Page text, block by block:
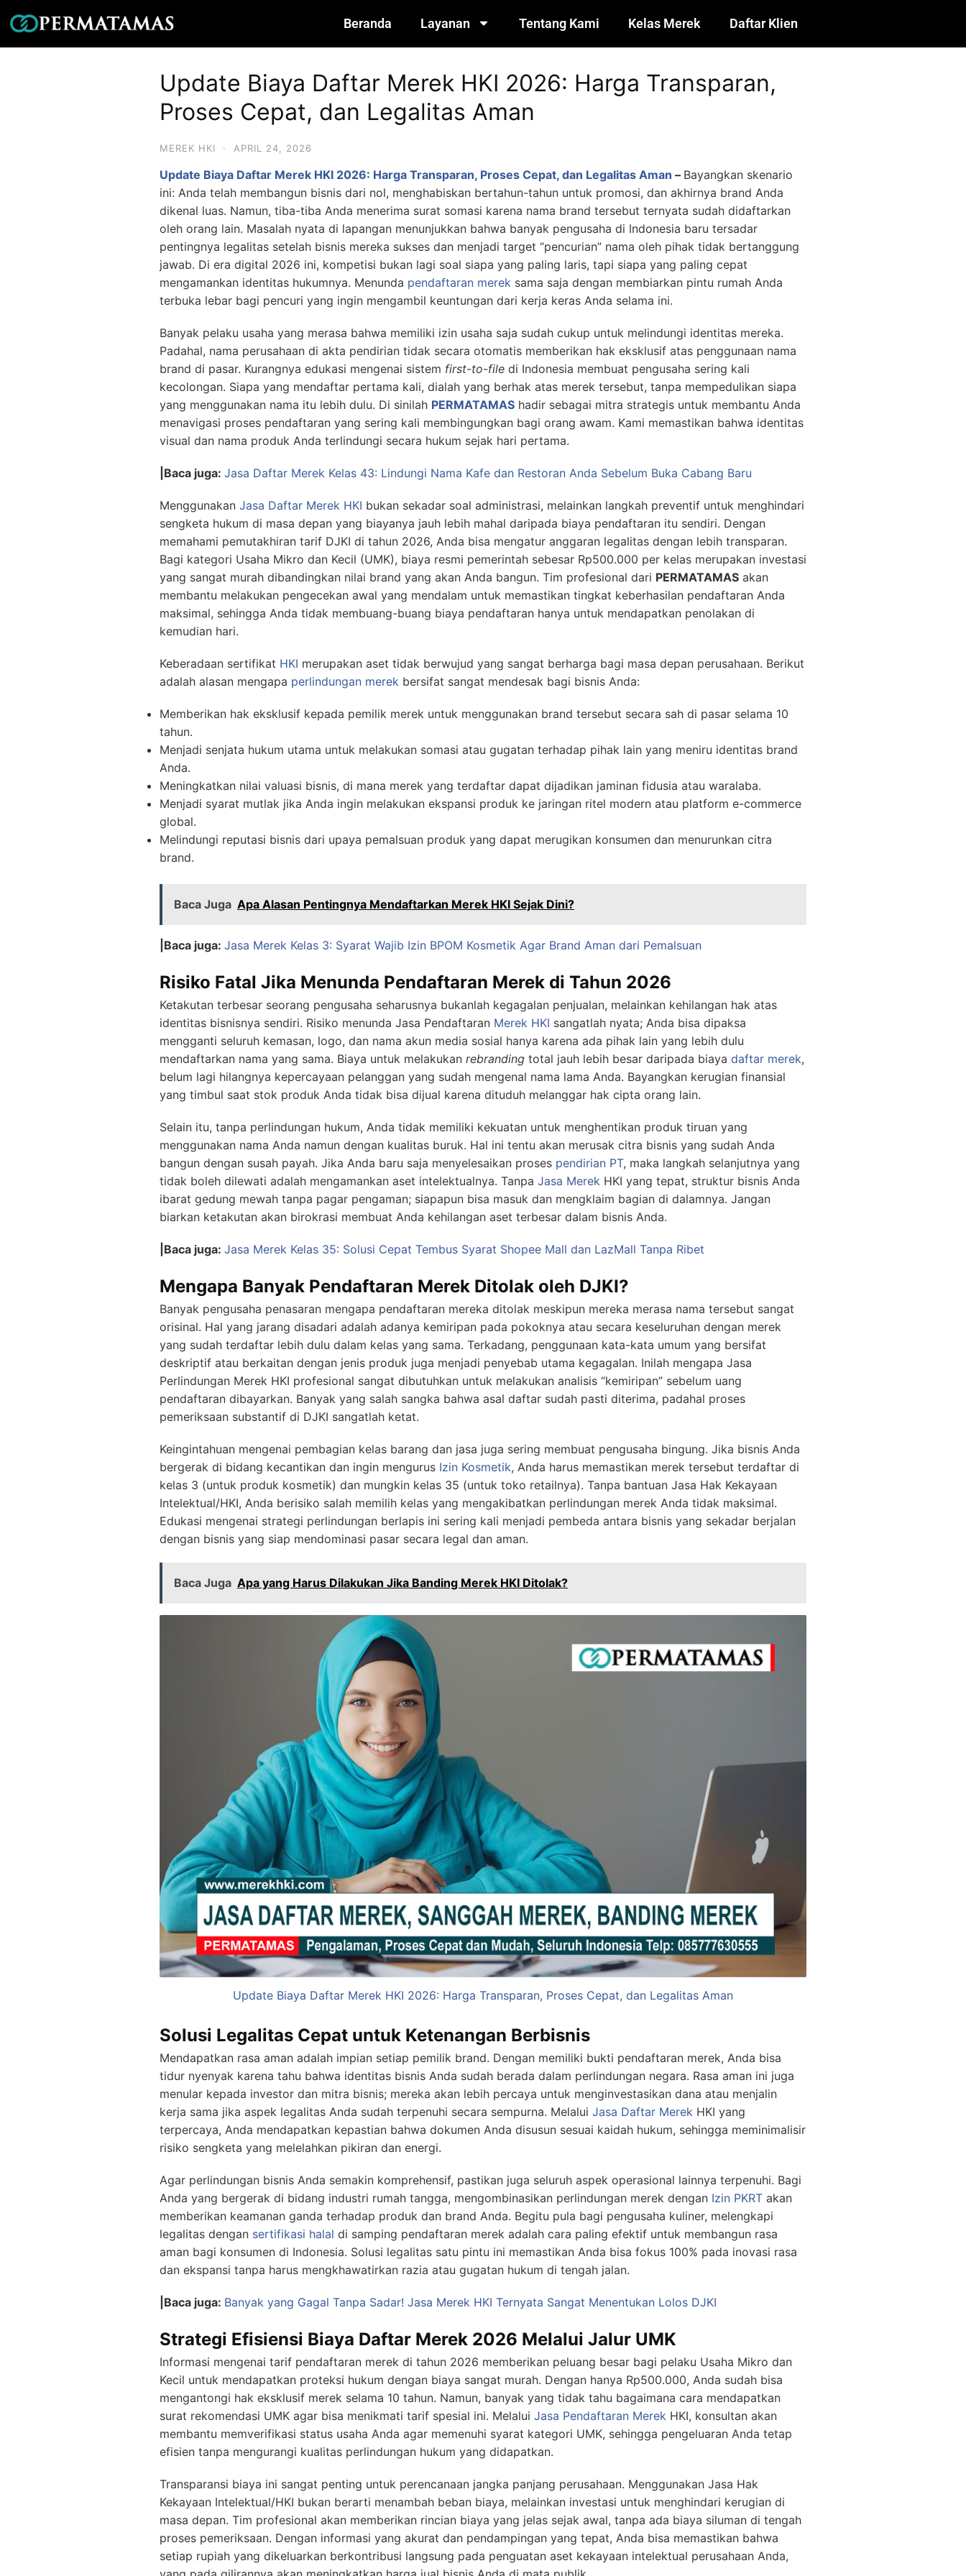
Beranda Layanan Tentang Kami Kelas Merek Daftar Klien
Update Biaya Daftar Merek HKI 2026: Harga Transparan,
Proses Cepat, dan Legalitas Aman
MEREK HKI · APRIL 24, 2026
Update Biaya Daftar Merek HKI 2026: Harga Transparan, Proses Cepat, dan Legalitas Aman – Bayangkan skenario
ini: Anda telah membangun bisnis dari nol, menghabiskan bertahun-tahun untuk promosi, dan akhirnya brand Anda
dikenal luas. Namun, tiba-tiba Anda menerima surat somasi karena nama brand tersebut ternyata sudah didaftarkan
oleh orang lain. Masalah nyata di lapangan menunjukkan bahwa banyak pengusaha di Indonesia baru tersadar
pentingnya legalitas setelah bisnis mereka sukses dan menjadi target “pencurian” nama oleh pihak tidak bertanggung
jawab. Di era digital 2026 ini, kompetisi bukan lagi soal siapa yang paling laris, tapi siapa yang paling cepat
mengamankan identitas hukumnya. Menunda pendaftaran merek sama saja dengan membiarkan pintu rumah Anda
terbuka lebar bagi pencuri yang ingin mengambil keuntungan dari kerja keras Anda selama ini.
Banyak pelaku usaha yang merasa bahwa memiliki izin usaha saja sudah cukup untuk melindungi identitas mereka.
Padahal, nama perusahaan di akta pendirian tidak secara otomatis memberikan hak eksklusif atas penggunaan nama
brand di pasar. Kurangnya edukasi mengenai sistem first-to-file di Indonesia membuat pengusaha sering kali
kecolongan. Siapa yang mendaftar pertama kali, dialah yang berhak atas merek tersebut, tanpa mempedulikan siapa
yang menggunakan nama itu lebih dulu. Di sinilah PERMATAMAS hadir sebagai mitra strategis untuk membantu Anda
menavigasi proses pendaftaran yang sering kali membingungkan bagi orang awam. Kami memastikan bahwa identitas
visual dan nama produk Anda terlindungi secara hukum sejak hari pertama.
|Baca juga: Jasa Daftar Merek Kelas 43: Lindungi Nama Kafe dan Restoran Anda Sebelum Buka Cabang Baru
Menggunakan Jasa Daftar Merek HKI bukan sekadar soal administrasi, melainkan langkah preventif untuk menghindari
sengketa hukum di masa depan yang biayanya jauh lebih mahal daripada biaya pendaftaran itu sendiri. Dengan
memahami pemutakhiran tarif DJKI di tahun 2026, Anda bisa mengatur anggaran legalitas dengan lebih transparan.
Bagi kategori Usaha Mikro dan Kecil (UMK), biaya resmi pemerintah sebesar Rp500.000 per kelas merupakan investasi
yang sangat murah dibandingkan nilai brand yang akan Anda bangun. Tim profesional dari PERMATAMAS akan
membantu melakukan pengecekan awal yang mendalam untuk memastikan tingkat keberhasilan pendaftaran Anda
maksimal, sehingga Anda tidak membuang-buang biaya pendaftaran hanya untuk mendapatkan penolakan di
kemudian hari.
Keberadaan sertifikat HKI merupakan aset tidak berwujud yang sangat berharga bagi masa depan perusahaan. Berikut
adalah alasan mengapa perlindungan merek bersifat sangat mendesak bagi bisnis Anda:
Memberikan hak eksklusif kepada pemilik merek untuk menggunakan brand tersebut secara sah di pasar selama 10
tahun.
Menjadi senjata hukum utama untuk melakukan somasi atau gugatan terhadap pihak lain yang meniru identitas brand
Anda.
Meningkatkan nilai valuasi bisnis, di mana merek yang terdaftar dapat dijadikan jaminan fidusia atau waralaba.
Menjadi syarat mutlak jika Anda ingin melakukan ekspansi produk ke jaringan ritel modern atau platform e-commerce
global.
Melindungi reputasi bisnis dari upaya pemalsuan produk yang dapat merugikan konsumen dan menurunkan citra
brand.
Baca Juga Apa Alasan Pentingnya Mendaftarkan Merek HKI Sejak Dini?
|Baca juga: Jasa Merek Kelas 3: Syarat Wajib Izin BPOM Kosmetik Agar Brand Aman dari Pemalsuan
Risiko Fatal Jika Menunda Pendaftaran Merek di Tahun 2026
Ketakutan terbesar seorang pengusaha seharusnya bukanlah kegagalan penjualan, melainkan kehilangan hak atas
identitas bisnisnya sendiri. Risiko menunda Jasa Pendaftaran Merek HKI sangatlah nyata; Anda bisa dipaksa
mengganti seluruh kemasan, logo, dan nama akun media sosial hanya karena ada pihak lain yang lebih dulu
mendaftarkan nama yang sama. Biaya untuk melakukan rebranding total jauh lebih besar daripada biaya daftar merek,
belum lagi hilangnya kepercayaan pelanggan yang sudah mengenal nama lama Anda. Bayangkan kerugian finansial
yang timbul saat stok produk Anda tidak bisa dijual karena dituduh melanggar hak cipta orang lain.
Selain itu, tanpa perlindungan hukum, Anda tidak memiliki kekuatan untuk menghentikan produk tiruan yang
menggunakan nama Anda namun dengan kualitas buruk. Hal ini tentu akan merusak citra bisnis yang sudah Anda
bangun dengan susah payah. Jika Anda baru saja menyelesaikan proses pendirian PT, maka langkah selanjutnya yang
tidak boleh dilewati adalah mengamankan aset intelektualnya. Tanpa Jasa Merek HKI yang tepat, struktur bisnis Anda
ibarat gedung mewah tanpa pagar pengaman; siapapun bisa masuk dan mengklaim bagian di dalamnya. Jangan
biarkan ketakutan akan birokrasi membuat Anda kehilangan aset terbesar dalam bisnis Anda.
|Baca juga: Jasa Merek Kelas 35: Solusi Cepat Tembus Syarat Shopee Mall dan LazMall Tanpa Ribet
Mengapa Banyak Pendaftaran Merek Ditolak oleh DJKI?
Banyak pengusaha penasaran mengapa pendaftaran mereka ditolak meskipun mereka merasa nama tersebut sangat
orisinal. Hal yang jarang disadari adalah adanya kemiripan pada pokoknya atau secara keseluruhan dengan merek
yang sudah terdaftar lebih dulu dalam kelas yang sama. Terkadang, penggunaan kata-kata umum yang bersifat
deskriptif atau berkaitan dengan jenis produk juga menjadi penyebab utama kegagalan. Inilah mengapa Jasa
Perlindungan Merek HKI profesional sangat dibutuhkan untuk melakukan analisis “kemiripan” sebelum uang
pendaftaran dibayarkan. Banyak yang salah sangka bahwa asal daftar sudah pasti diterima, padahal proses
pemeriksaan substantif di DJKI sangatlah ketat.
Keingintahuan mengenai pembagian kelas barang dan jasa juga sering membuat pengusaha bingung. Jika bisnis Anda
bergerak di bidang kecantikan dan ingin mengurus Izin Kosmetik, Anda harus memastikan merek tersebut terdaftar di
kelas 3 (untuk produk kosmetik) dan mungkin kelas 35 (untuk toko retailnya). Tanpa bantuan Jasa Hak Kekayaan
Intelektual/HKI, Anda berisiko salah memilih kelas yang mengakibatkan perlindungan merek Anda tidak maksimal.
Edukasi mengenai strategi perlindungan berlapis ini sering kali menjadi pembeda antara bisnis yang sekadar berjalan
dengan bisnis yang siap mendominasi pasar secara legal dan aman.
Baca Juga Apa yang Harus Dilakukan Jika Banding Merek HKI Ditolak?
Update Biaya Daftar Merek HKI 2026: Harga Transparan, Proses Cepat, dan Legalitas Aman
Solusi Legalitas Cepat untuk Ketenangan Berbisnis
Mendapatkan rasa aman adalah impian setiap pemilik brand. Dengan memiliki bukti pendaftaran merek, Anda bisa
tidur nyenyak karena tahu bahwa identitas bisnis Anda sudah berada dalam perlindungan negara. Rasa aman ini juga
menular kepada investor dan mitra bisnis; mereka akan lebih percaya untuk menginvestasikan dana atau menjalin
kerja sama jika aspek legalitas Anda sudah terpenuhi secara sempurna. Melalui Jasa Daftar Merek HKI yang
terpercaya, Anda mendapatkan kepastian bahwa dokumen Anda disusun sesuai kaidah hukum, sehingga meminimalisir
risiko sengketa yang melelahkan pikiran dan energi.
Agar perlindungan bisnis Anda semakin komprehensif, pastikan juga seluruh aspek operasional lainnya terpenuhi. Bagi
Anda yang bergerak di bidang industri rumah tangga, mengombinasikan perlindungan merek dengan Izin PKRT akan
memberikan keamanan ganda terhadap produk dan brand Anda. Begitu pula bagi pengusaha kuliner, melengkapi
legalitas dengan sertifikasi halal di samping pendaftaran merek adalah cara paling efektif untuk membangun rasa
aman bagi konsumen di Indonesia. Solusi legalitas satu pintu ini memastikan Anda bisa fokus 100% pada inovasi rasa
dan ekspansi tanpa harus mengkhawatirkan razia atau gugatan hukum di tengah jalan.
|Baca juga: Banyak yang Gagal Tanpa Sadar! Jasa Merek HKI Ternyata Sangat Menentukan Lolos DJKI
Strategi Efisiensi Biaya Daftar Merek 2026 Melalui Jalur UMK
Informasi mengenai tarif pendaftaran merek di tahun 2026 memberikan peluang besar bagi pelaku Usaha Mikro dan
Kecil untuk mendapatkan proteksi hukum dengan biaya sangat murah. Dengan hanya Rp500.000, Anda sudah bisa
mengantongi hak eksklusif merek selama 10 tahun. Namun, banyak yang tidak tahu bagaimana cara mendapatkan
surat rekomendasi UMK agar bisa menikmati tarif spesial ini. Melalui Jasa Pendaftaran Merek HKI, konsultan akan
membantu memverifikasi status usaha Anda agar memenuhi syarat kategori UMK, sehingga pengeluaran Anda tetap
efisien tanpa mengurangi kualitas perlindungan hukum yang didapatkan.
Transparansi biaya ini sangat penting untuk perencanaan jangka panjang perusahaan. Menggunakan Jasa Hak
Kekayaan Intelektual/HKI bukan berarti menambah beban biaya, melainkan investasi untuk menghindari kerugian di
masa depan. Tim profesional akan memberikan rincian biaya yang jelas sejak awal, tanpa ada biaya siluman di tengah
proses pemeriksaan. Dengan informasi yang akurat dan pendampingan yang tepat, Anda bisa memastikan bahwa
setiap rupiah yang dikeluarkan berkontribusi langsung pada penguatan aset kekayaan intelektual perusahaan Anda,